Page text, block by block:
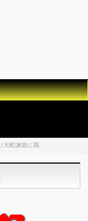
大町諫鼓に鶏